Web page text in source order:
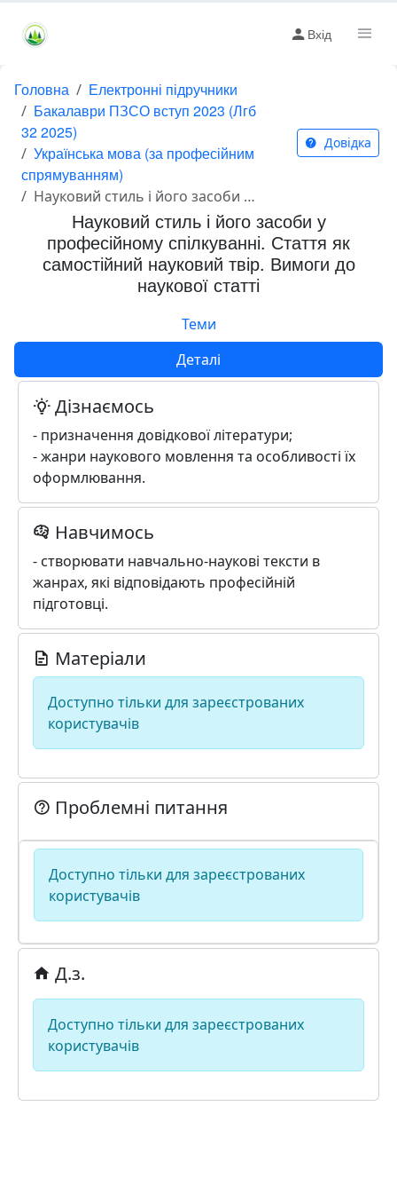
Вхід
Головна
Електронні підручники
Бакалаври ПЗСО вступ 2023 (Лгб
32 2025)
Українська мова (за професійним
спрямуванням)
Науковий стиль і його засоби у професійному спілкуванні. Стаття як самостійний науковий твір. Вимоги до наукової статті
Довідка
Науковий стиль і його засоби у
професійному спілкуванні. Стаття як
самостійний науковий твір. Вимоги до
наукової статті
Теми
Деталі
Дізнаємось
- призначення довідкової літератури;
- жанри наукового мовлення та особливості їх
оформлювання.
Навчимось
- створювати навчально-наукові тексти в
жанрах, які відповідають професійній
підготовці.
Матеріали
Доступно тільки для зареєстрованих
користувачів
Проблемні питання
Доступно тільки для зареєстрованих
користувачів
Д.з.
Доступно тільки для зареєстрованих
користувачів